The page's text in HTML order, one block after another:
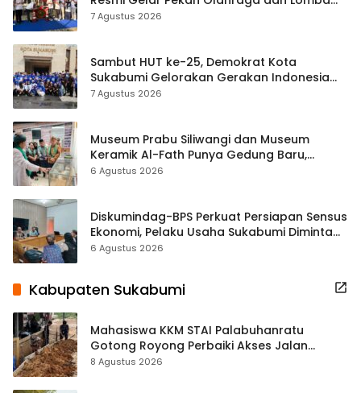
Tradisional
7 Agustus 2026
Sambut HUT ke-25, Demokrat Kota
Sukabumi Gelorakan Gerakan Indonesia
ASRI Lewat Aksi Bersih Masjid Agung
7 Agustus 2026
Museum Prabu Siliwangi dan Museum
Keramik Al-Fath Punya Gedung Baru,
Hampir 500 Koleksi Dipisahkan
6 Agustus 2026
Diskumindag-BPS Perkuat Persiapan Sensus
Ekonomi, Pelaku Usaha Sukabumi Diminta
Terbuka Beri Data
6 Agustus 2026
Kabupaten Sukabumi
Mahasiswa KKM STAI Palabuhanratu
Gotong Royong Perbaiki Akses Jalan
Majelis Ta’lim di Sagaranten
8 Agustus 2026